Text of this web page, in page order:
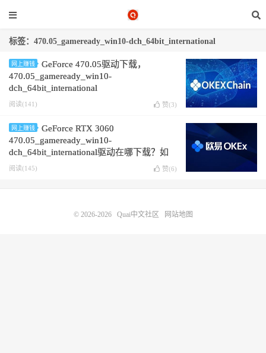
标签：470.05_gameready_win10-dch_64bit_international
网上赚钱
GeForce 470.05驱动下载，
470.05_gameready_win10-
dch_64bit_international
阅读(141) 赞(3)
网上赚钱
GeForce RTX 3060
470.05_gameready_win10-
dch_64bit_international驱动在哪下载？如
何下载
阅读(145) 赞(6)
© 2026-2026 Quai中文社区 网站地图